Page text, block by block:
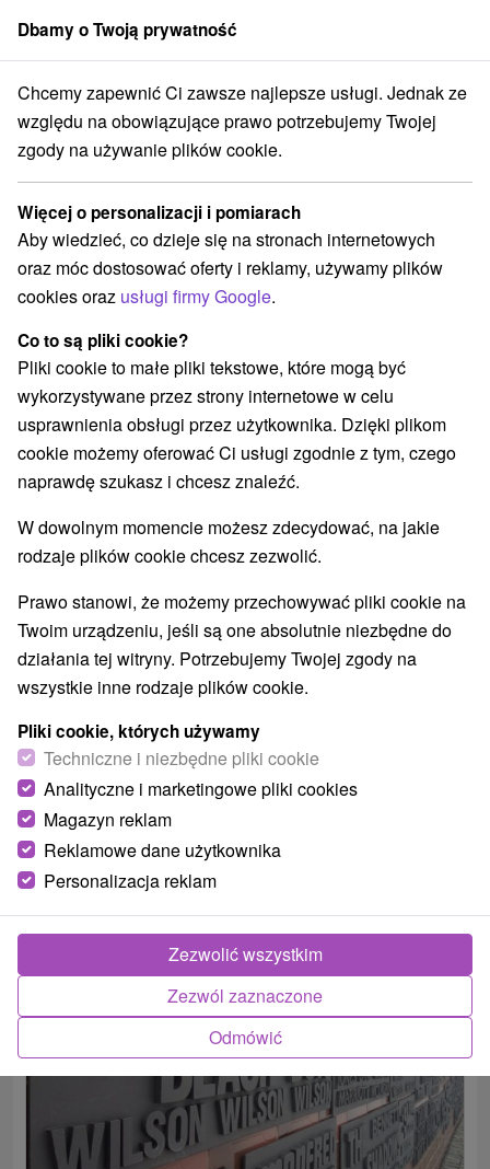
członek grupySorger
turystyczne Východné Slovensko Prešovský kraj Bardejov
Atrakcje turystyczne Bardejov a v
okolí
Kategorie
Wszystkie kategorie
Atrakcje turystyczne
Muzea i galerie(1) Miejsca sakralne
Obiekty architektoniczne (1)
Parki miejskie i zamkowe(1)
Prešovský kraj -Bardejov
POKAZ
Dbamy o Twoją prywatność
Chcemy zapewnić Ci zawsze najlepsze usługi. Jednak ze
względu na obowiązujące prawo potrzebujemy Twojej
zgody na używanie plików cookie.
Więcej o personalizacji i pomiarach
Aby wiedzieć, co dzieje się na stronach internetowych
oraz móc dostosować oferty i reklamy, używamy plików
cookies oraz usługi firmy Google.
Co to są pliki cookie?
Pliki cookie to małe pliki tekstowe, które mogą być
wykorzystywane przez strony internetowe w celu
usprawnienia obsługi przez użytkownika. Dzięki plikom
cookie możemy oferować Ci usługi zgodnie z tym, czego
naprawdę szukasz i chcesz znaleźć.
W dowolnym momencie możesz zdecydować, na jakie
rodzaje plików cookie chcesz zezwolić.
Prawo stanowi, że możemy przechowywać pliki cookie na
Twoim urządzeniu, jeśli są one absolutnie niezbędne do
działania tej witryny. Potrzebujemy Twojej zgody na
wszystkie inne rodzaje plików cookie.
Pliki cookie, których używamy
Techniczne i niezbędne pliki cookie
Analityczne i marketingowe pliki cookies
Magazyn reklam
Reklamowe dane użytkownika
Personalizacja reklam
Odmówić
Zezwól zaznaczone
Zezwolić wszystkim